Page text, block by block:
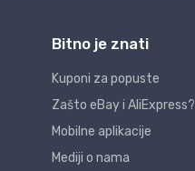
Bitno je znati
Kuponi za popuste
Zašto eBay i AliExpress?
Mobilne aplikacije
Mediji o nama